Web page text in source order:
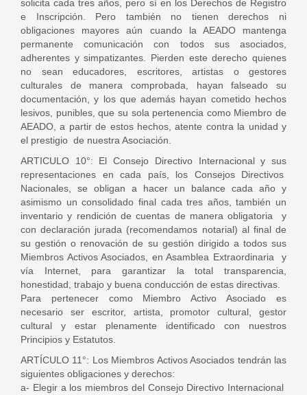
solicita cada tres años, pero sí en los Derechos de Registro
e Inscripción. Pero también no tienen derechos ni
obligaciones mayores aún cuando la AEADO mantenga
permanente comunicación con todos sus asociados,
adherentes y simpatizantes. Pierden este derecho quienes
no sean educadores, escritores, artistas o gestores
culturales de manera comprobada, hayan falseado su
documentación, y los que además hayan cometido hechos
lesivos, punibles, que su sola pertenencia como Miembro de
AEADO, a partir de estos hechos, atente contra la unidad y
el prestigio de nuestra Asociación.
ARTICULO 10°: El Consejo Directivo Internacional y sus
representaciones en cada país, los Consejos Directivos
Nacionales, se obligan a hacer un balance cada año y
asimismo un consolidado final cada tres años, también un
inventario y rendición de cuentas de manera obligatoria y
con declaración jurada (recomendamos notarial) al final de
su gestión o renovación de su gestión dirigido a todos sus
Miembros Activos Asociados, en Asamblea Extraordinaria y
vía Internet, para garantizar la total transparencia,
honestidad, trabajo y buena conducción de estas directivas.
Para pertenecer como Miembro Activo Asociado es
necesario ser escritor, artista, promotor cultural, gestor
cultural y estar plenamente identificado con nuestros
Principios y Estatutos.
ARTÍCULO 11°: Los Miembros Activos Asociados tendrán las
siguientes obligaciones y derechos:
a- Elegir a los miembros del Consejo Directivo Internacional